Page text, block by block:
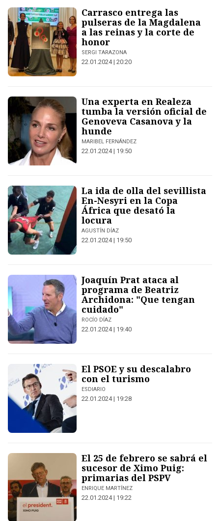
Carrasco entrega las
pulseras de la Magdalena
a las reinas y la corte de
honor
SERGI TARAZONA
22.01.2024 | 20:20
Una experta en Realeza
tumba la versión oficial de
Genoveva Casanova y la
hunde
MARIBEL FERNÁNDEZ
22.01.2024 | 19:50
La ida de olla del sevillista
En-Nesyri en la Copa
África que desató la
locura
AGUSTÍN DÍAZ
22.01.2024 | 19:50
Joaquín Prat ataca al
programa de Beatriz
Archidona: "Que tengan
cuidado"
ROCÍO DÍAZ
22.01.2024 | 19:40
El PSOE y su descalabro
con el turismo
ESDIARIO
22.01.2024 | 19:28
El 25 de febrero se sabrá el
sucesor de Ximo Puig:
primarias del PSPV
ENRIQUE MARTÍNEZ
22.01.2024 | 19:22